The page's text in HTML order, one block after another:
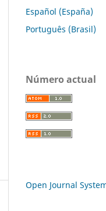
Español (España)
Português (Brasil)
Número actual
Open Journal